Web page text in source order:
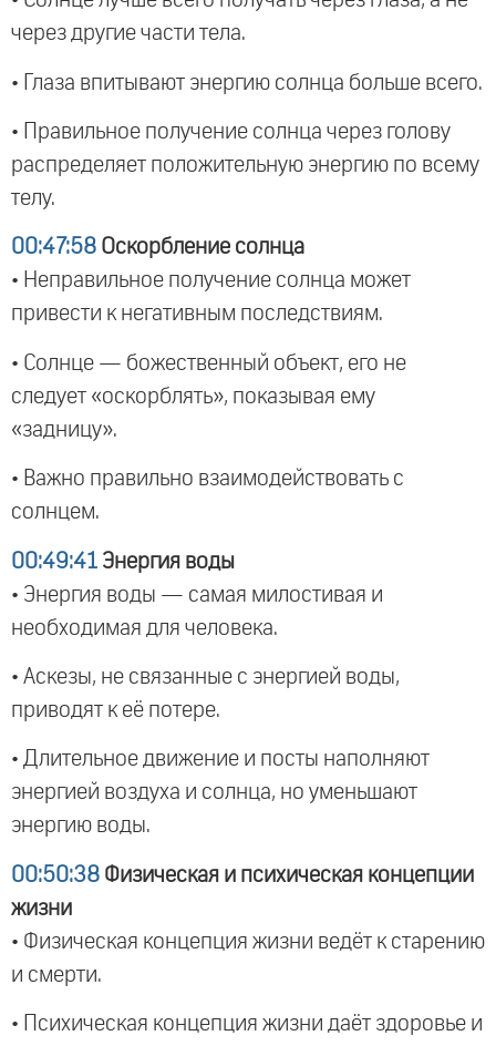
через другие части тела.
• Глаза впитывают энергию солнца больше всего.
• Правильное получение солнца через голову
распределяет положительную энергию по всему
телу.
00:47:58 Оскорбление солнца
• Неправильное получение солнца может
привести к негативным последствиям.
• Солнце — божественный объект, его не
следует «оскорблять», показывая ему
«задницу».
• Важно правильно взаимодействовать с
солнцем.
00:49:41 Энергия воды
• Энергия воды — самая милостивая и
необходимая для человека.
• Аскезы, не связанные с энергией воды,
приводят к её потере.
• Длительное движение и посты наполняют
энергией воздуха и солнца, но уменьшают
энергию воды.
00:50:38 Физическая и психическая концепции
жизни
• Физическая концепция жизни ведёт к старению
и смерти.
• Психическая концепция жизни даёт здоровье и